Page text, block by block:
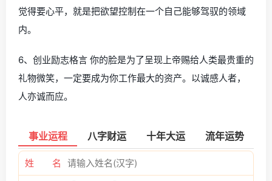
觉得要心平，就是把欲望控制在一个自己能够驾驭的领域
内。
6、创业励志格言 你的脸是为了呈现上帝赐给人类最贵重的
礼物微笑，一定要成为你工作最大的资产。以诚感人者，
人亦诚而应。
事业运程 八字财运 十年大运 流年运势
姓 名